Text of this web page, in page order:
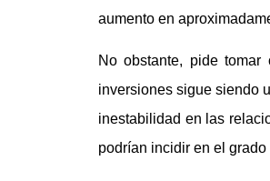
aumento en
No obstante, pide
inversiones sigue siendo
inestabilidad en las
podrían incidir en el